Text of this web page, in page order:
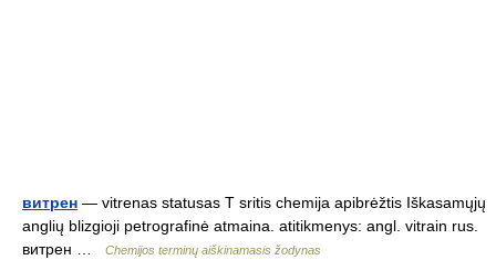
витрен — vitrenas statusas T sritis chemija apibrėžtis Iškasamųjų
anglių blizgioji petrografinė atmaina. atitikmenys: angl. vitrain rus.
витрен …
Chemijos terminų aiškinamasis žodynas